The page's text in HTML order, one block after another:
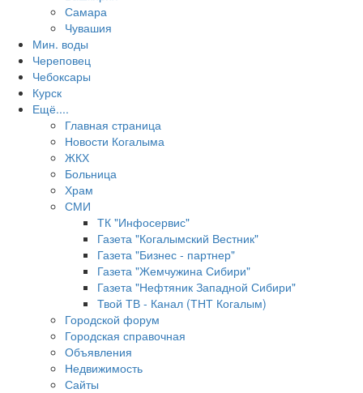
Самара
Чувашия
Мин. воды
Череповец
Чебоксары
Курск
Ещё....
Главная страница
Новости Когалыма
ЖКХ
Больница
Храм
СМИ
ТК "Инфосервис"
Газета "Когалымский Вестник"
Газета "Бизнес - партнер"
Газета "Жемчужина Сибири"
Газета "Нефтяник Западной Сибири"
Твой ТВ - Канал (ТНТ Когалым)
Городской форум
Городская справочная
Объявления
Недвижимость
Сайты